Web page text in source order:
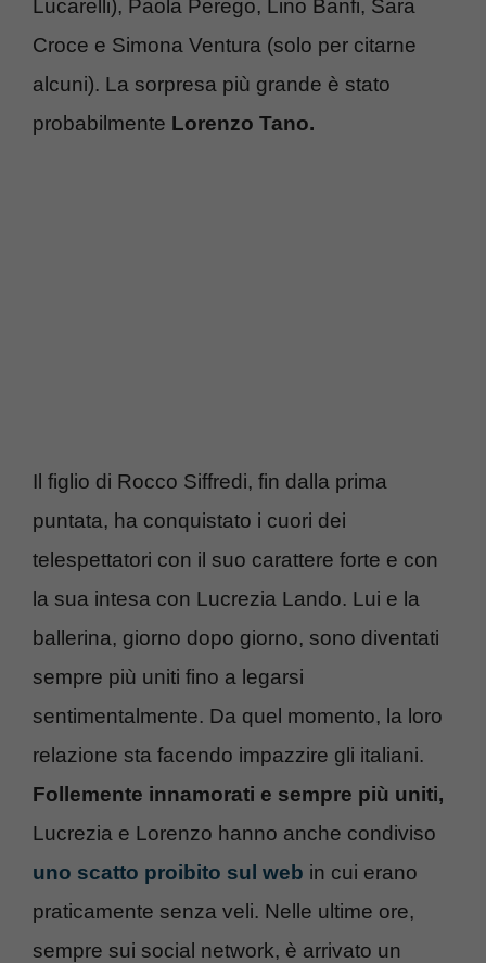
Lucarelli), Paola Perego, Lino Banfi, Sara
Croce e Simona Ventura (solo per citarne
alcuni). La sorpresa più grande è stato
probabilmente Lorenzo Tano.
Il figlio di Rocco Siffredi, fin dalla prima
puntata, ha conquistato i cuori dei
telespettatori con il suo carattere forte e con
la sua intesa con Lucrezia Lando. Lui e la
ballerina, giorno dopo giorno, sono diventati
sempre più uniti fino a legarsi
sentimentalmente. Da quel momento, la loro
relazione sta facendo impazzire gli italiani.
Follemente innamorati e sempre più uniti,
Lucrezia e Lorenzo hanno anche condiviso
uno scatto proibito sul web in cui erano
praticamente senza veli. Nelle ultime ore,
sempre sui social network, è arrivato un